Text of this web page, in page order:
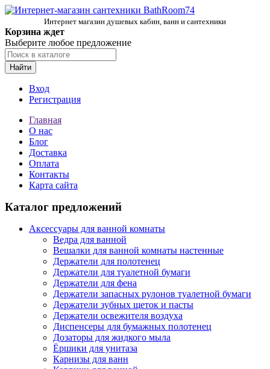
Интернет магазин душевых кабин, ванн и сантехники
Корзина ждет
Выберите любое предложение
Найти
Вход
Регистрация
Главная
О нас
Блог
Доставка
Оплата
Контакты
Карта сайта
Каталог предложений
Аксессуары для ванной комнаты
Ведра для ванной
Вешалки для ванной комнаты настенные
Держатели для полотенец
Держатели для туалетной бумаги
Держатели для фена
Держатели запасных рулонов туалетной бумаги
Держатели зубных щеток и пасты
Держатели освежителя воздуха
Диспенсеры для бумажных полотенец
Дозаторы для жидкого мыла
Ёршики для унитаза
Карнизы для ванн